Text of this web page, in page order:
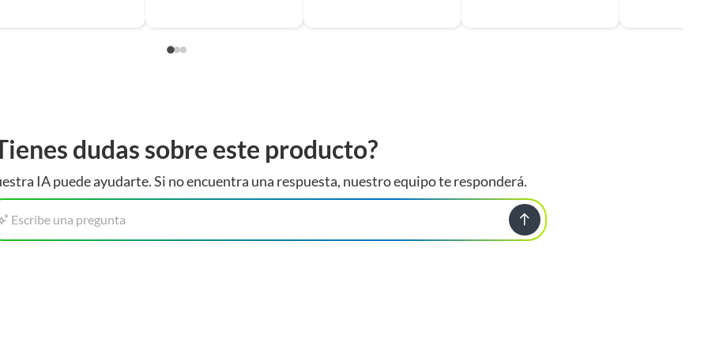
dudas sobre este producto?
IA puede ayudarte. Si no encuentra una respuesta, nuestro equipo te responderá.
Escribe una pregunta